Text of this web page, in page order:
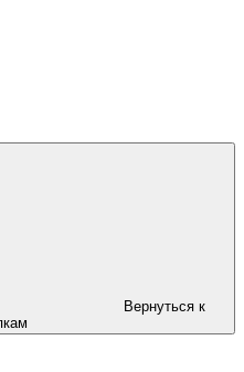
Вернуться к